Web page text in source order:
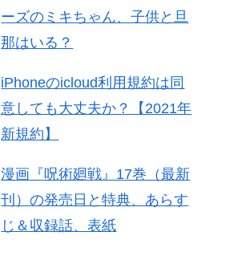
ーズのミキちゃん、子供と旦
那はいる？
iPhoneのicloud利用規約は同
意しても大丈夫か？【2021年
新規約】
漫画『呪術廻戦』17巻（最新
刊）の発売日と特典、あらす
じ＆収録話、表紙